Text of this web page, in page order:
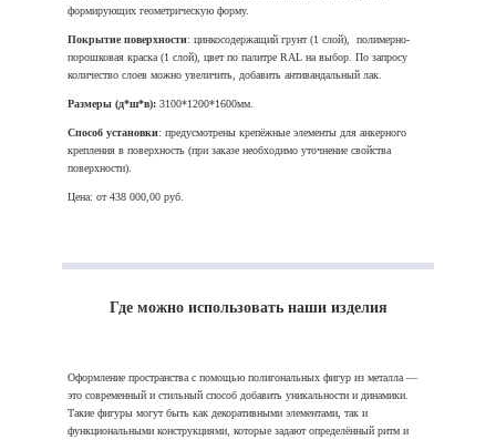
формирующих геометрическую форму.
Покрытие поверхности: цинкосодержащий грунт (1 слой), полимерно-
порошковая краска (1 слой), цвет по палитре RAL на выбор. По запросу
количество слоев можно увеличить, добавить антивандальный лак.
Размеры (д*ш*в): 3100*1200*1600мм.
Способ установки: предусмотрены крепёжные элементы для анкерного
крепления в поверхность (при заказе необходимо уточнение свойства
поверхности).
Цена: от 438 000,00 руб.
Где можно использовать наши изделия
Оформление пространства с помощью полигональных фигур из металла —
это современный и стильный способ добавить уникальности и динамики.
Такие фигуры могут быть как декоративными элементами, так и
функциональными конструкциями, которые задают определённый ритм и